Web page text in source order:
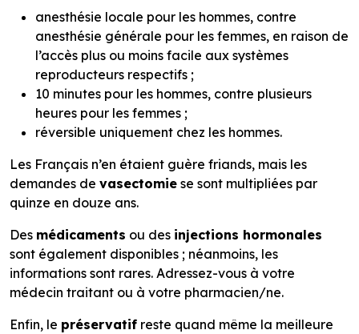
anesthésie locale pour les hommes, contre
anesthésie générale pour les femmes, en raison de
l’accès plus ou moins facile aux systèmes
reproducteurs respectifs ;
10 minutes pour les hommes, contre plusieurs
heures pour les femmes ;
réversible uniquement chez les hommes.
Les Français n’en étaient guère friands, mais les
demandes de vasectomie se sont multipliées par
quinze en douze ans.
Des médicaments ou des injections hormonales
sont également disponibles ; néanmoins, les
informations sont rares. Adressez-vous à votre
médecin traitant ou à votre pharmacien/ne.
Enfin, le préservatif reste quand même la meilleure